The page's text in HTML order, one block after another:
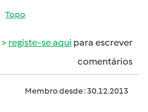
Topo
registe-se aqui para escrever
comentários
Membro desde : 30.12.2013